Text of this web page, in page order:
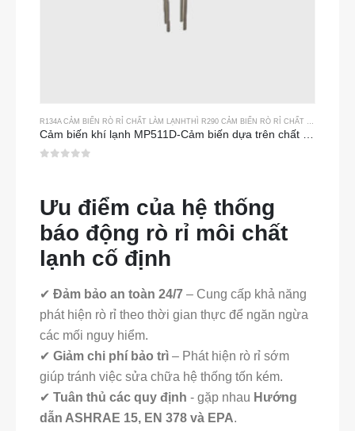
R134A CẢM BIẾN RÒ RỈ CHẤT LÀM LẠNH THÌ R290 CẢM BIẾN RÒ RỈ CHẤT LÀM LẠNH
Cảm biến khí lạnh MP511D-Cảm biến dựa trên chất bán dẫn để phát hiện rò rỉ chất làm lạnh
Ưu điểm của hệ thống
báo động rò rỉ môi chất
lạnh cố định
✔ Đảm bảo an toàn 24/7 – Cung cấp khả năng
phát hiện rò rỉ theo thời gian thực để ngăn ngừa
các mối nguy hiểm.
✔ Giảm chi phí bảo trì – Phát hiện rò rỉ sớm
giúp tránh việc sửa chữa hệ thống tốn kém.
✔ Tuân thủ các quy định - gặp nhau Hướng
dẫn ASHRAE 15, EN 378 và EPA.